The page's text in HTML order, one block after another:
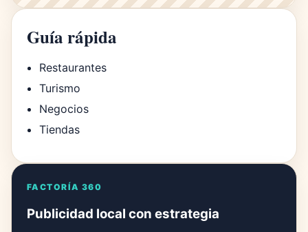
Guía rápida
Restaurantes
Turismo
Negocios
Tiendas
FACTORÍA 360
Publicidad local con estrategia